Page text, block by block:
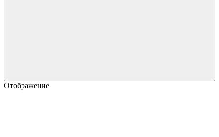
Отображение